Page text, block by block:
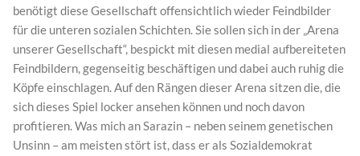
benötigt diese Gesellschaft offensichtlich wieder Feindbilder
für die unteren sozialen Schichten. Sie sollen sich in der „Arena
unserer Gesellschaft“, bespickt mit diesen medial aufbereiteten
Feindbildern, gegenseitig beschäftigen und dabei auch ruhig die
Köpfe einschlagen. Auf den Rängen dieser Arena sitzen die, die
sich dieses Spiel locker ansehen können und noch davon
profitieren. Was mich an Sarazin – neben seinem genetischen
Unsinn – am meisten stört ist, dass er als Sozialdemokrat